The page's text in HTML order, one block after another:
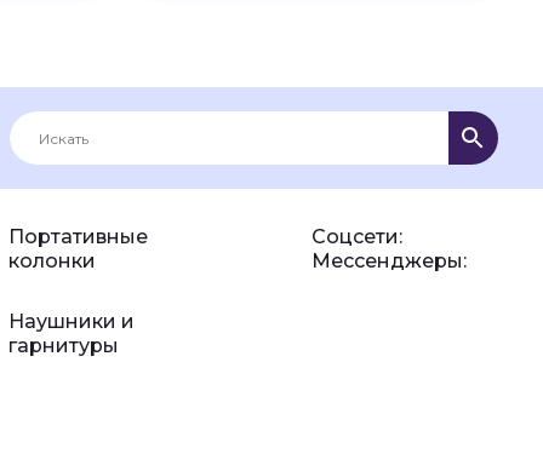
Портативные
колонки
Наушники и
гарнитуры
Соцсети:
Мессенджеры: